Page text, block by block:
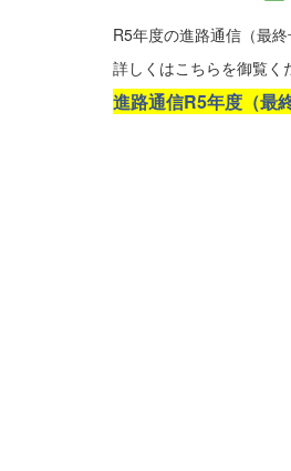
R5年度の進路通信（最
詳しくはこちらを御覧く
進路通信R5年度（最